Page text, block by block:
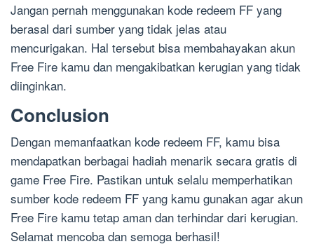
Jangan pernah menggunakan kode redeem FF yang
berasal dari sumber yang tidak jelas atau
mencurigakan. Hal tersebut bisa membahayakan akun
Free Fire kamu dan mengakibatkan kerugian yang tidak
diinginkan.
Conclusion
Dengan memanfaatkan kode redeem FF, kamu bisa
mendapatkan berbagai hadiah menarik secara gratis di
game Free Fire. Pastikan untuk selalu memperhatikan
sumber kode redeem FF yang kamu gunakan agar akun
Free Fire kamu tetap aman dan terhindar dari kerugian.
Selamat mencoba dan semoga berhasil!